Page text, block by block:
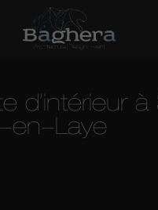
d’intérieur
en-Laye